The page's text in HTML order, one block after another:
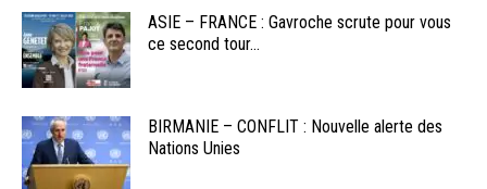
ASIE – FRANCE : Gavroche scrute pour vous
ce second tour...
BIRMANIE – CONFLIT : Nouvelle alerte des
Nations Unies